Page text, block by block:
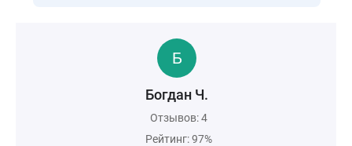
Богдан Ч.
Отзывов: 4
Рейтинг: 97%